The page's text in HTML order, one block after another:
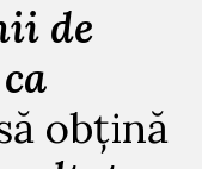
de
obțină